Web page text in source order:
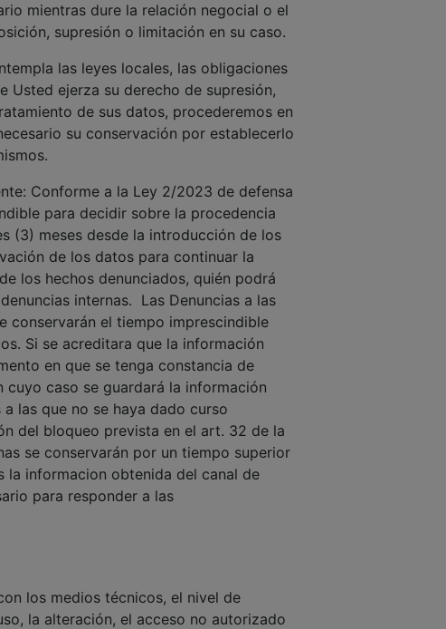
mientras dure la relación negocial o el
supresión o limitación en su caso.
las leyes locales, las obligaciones
Usted ejerza su derecho de supresión,
de sus datos, procederemos en
su conservación por establecerlo
Conforme a la Ley 2/2023 de defensa
para decidir sobre la procedencia
(3) meses desde la introducción de los
de los datos para continuar la
los hechos denunciados, quién podrá
internas. Las Denuncias a las
conservarán el tiempo imprescindible
Si se acreditara que la información
en que se tenga constancia de
caso se guardará la información
las que no se haya dado curso
del bloqueo prevista en el art. 32 de la
se conservarán por un tiempo superior
la informacion obtenida del canal de
para responder a las
los medios técnicos, el nivel de
la alteración, el acceso no autorizado